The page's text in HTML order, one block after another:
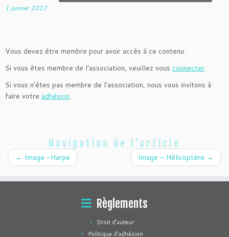
1 janvier 2017
Vous devez être membre pour avoir accès à ce contenu.
Si vous êtes membre de l’association, veuillez vous connecter.
Si vous n’êtes pas membre de l’association, nous vous invitons à
faire votre adhésion.
Navigation de l'article
← Image -Harpe Image – Hélicoptère →
Règlements
Droit d’auteur
Politique d’adhésion